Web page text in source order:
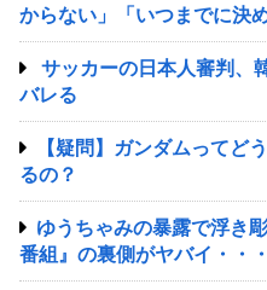
からない」「いつまでに決
サッカーの日本人審判、
バレる
【疑問】ガンダムってど
るの？
ゆうちゃみの暴露で浮き
番組』の裏側がヤバイ・・